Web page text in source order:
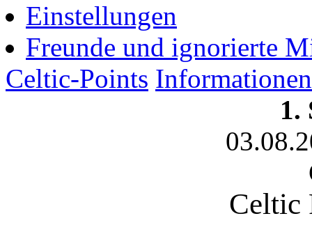
Einstellungen
Freunde und ignorierte
Celtic-Points Informationen
1.
Celtic